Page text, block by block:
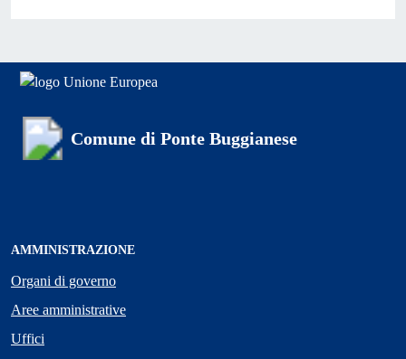
Comune di Ponte Buggianese
AMMINISTRAZIONE
Organi di governo
Aree amministrative
Uffici